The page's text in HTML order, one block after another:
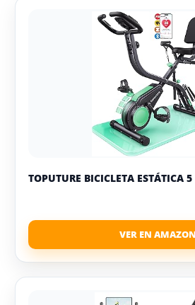
TOPUTURE BICICLETA ESTÁTICA